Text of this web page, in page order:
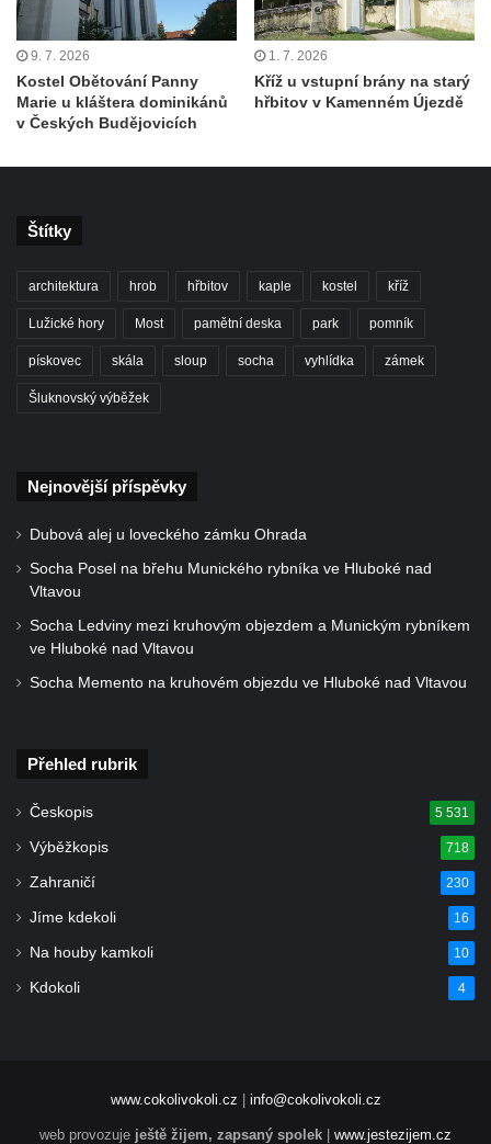
Kostel svaté Máří Magdalény v Krásné Lípě
Kostel Narození svatého Jana Křtitele v
Kamenickém Šenově
Kostel svatého Jiří v Jiříkově
(Sienské) v Dolním Podluží
Kostel svatého Jiří v Horním Slavkově
Boru
Výklenková kaple v severní části Petrovic
Kaple Nejsvětější Trojice v Nové Vsi (Ústí
zámkem v Protivíně
nad Vltavou
Stráži nad Nisou
Kostel svatého Martina v Tursku
Kaple svatých Jana a Pavla v Knínicích
9. 7. 2026
Kostel Obětování Panny
Marie u kláštera dominikánů
v Českých Budějovicích
1. 7. 2026
Kříž u vstupní brány na starý
hřbitov v Kamenném Újezdě
Štítky
architektura hrob hřbitov kaple kostel kříž
Lužické hory Most pamětní deska park pomník
pískovec skála sloup socha vyhlídka zámek
Šluknovský výběžek
Nejnovější příspěvky
Dubová alej u loveckého zámku Ohrada
Socha Posel na břehu Munického rybníka ve Hluboké nad
Vltavou
Socha Ledviny mezi kruhovým objezdem a Munickým rybníkem
ve Hluboké nad Vltavou
Socha Memento na kruhovém objezdu ve Hluboké nad Vltavou
Přehled rubrik
Českopis 5 531
Výběžkopis 718
Zahraničí 230
Jíme kdekoli 16
Na houby kamkoli 10
Kdokoli 4
www.cokolivokoli.cz info@cokolivokoli.cz
web provozuje ještě žijem, zapsaný spolek www.jestezijem.cz